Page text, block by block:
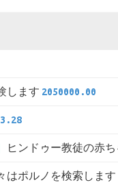
します 2050000.00
3.28
ヒンドゥー教徒の赤
はポルノを検索します